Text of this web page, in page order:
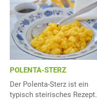
POLENTA-STERZ
Der Polenta-Sterz ist ein
typisch steirisches Rezept.